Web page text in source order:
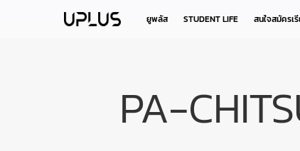
ยูพลัส STUDENT LIFE สนใจสมัครเ
PA-